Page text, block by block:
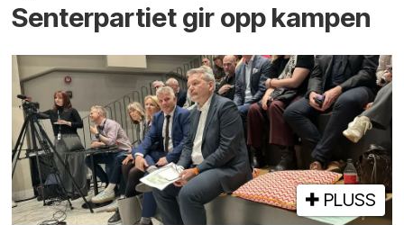
Senterpartiet gir opp kampen
PLUSS